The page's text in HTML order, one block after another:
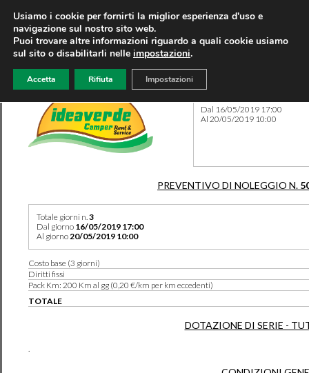
Dal 16/05/2019 17:00
Al 20/05/2019 10:00
PREVENTIVO DI NOLEGGIO N.
Totale giorni n.3
Dal giorno 16/05/2019 17:00
Al giorno20/05/2019 10:00
Costo base (3 giorni)
Diritti fissi
Pack Km: 200 Km al gg (0,20 €/km per km eccedenti)
TOTALE
DOTAZIONE DI SERIE -
.
Usiamo i cookie per fornirti la miglior esperienza d'uso e
navigazione sul nostro sito web.
Puoi trovare altre informazioni riguardo a quali cookie usiamo
sul sito o disabilitarli nelle impostazioni.
Accetta Rifiuta Impostazioni